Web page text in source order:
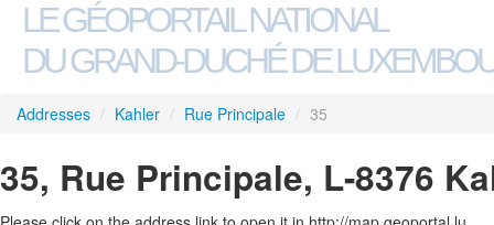
LE GÉOPORTAIL NATIONAL
DU GRAND-DUCHÉ DE
Addresses / Kahler / Rue Principale / 35
35, Rue Principale, L-8376